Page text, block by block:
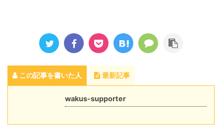
この記事を書いた人 最新記事
wakus-supporter